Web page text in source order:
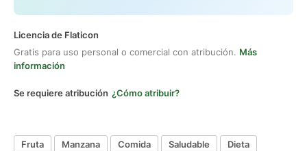
Licencia de Flaticon
Gratis para uso personal o comercial con atribución. Más
información
Se requiere atribución ¿Cómo atribuir?
Fruta Manzana Comida Saludable Dieta